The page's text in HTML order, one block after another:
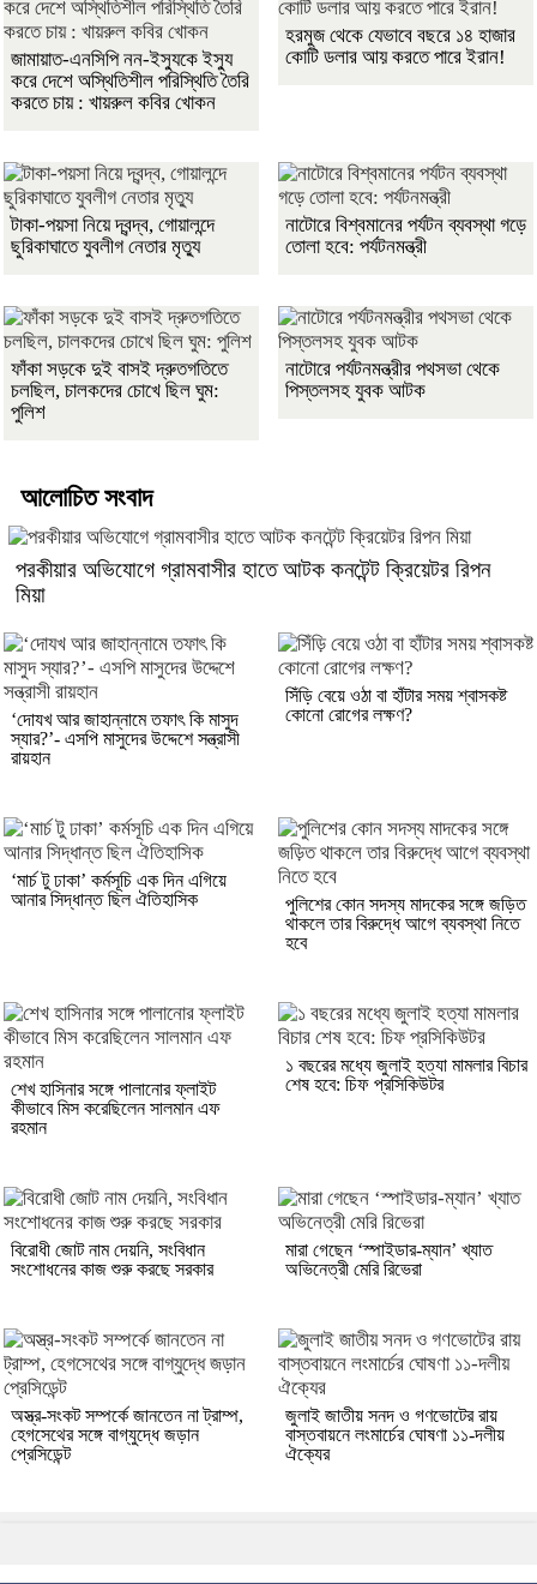
জামায়াত-এনসিপি নন-ইস্যুকে ইস্যু
করে দেশে অস্থিতিশীল পরিস্থিতি তৈরি
করতে চায় : খায়রুল কবির খোকন
হরমুজ থেকে যেভাবে বছরে ১৪ হাজার
কোটি ডলার আয় করতে পারে ইরান!
টাকা-পয়সা নিয়ে দ্বন্দ্ব, গোয়ালন্দে
ছুরিকাঘাতে যুবলীগ নেতার মৃত্যু
নাটোরে বিশ্বমানের পর্যটন ব্যবস্থা গড়ে
তোলা হবে: পর্যটনমন্ত্রী
ফাঁকা সড়কে দুই বাসই দ্রুতগতিতে
চলছিল, চালকদের চোখে ছিল ঘুম:
পুলিশ
নাটোরে পর্যটনমন্ত্রীর পথসভা থেকে
পিস্তলসহ যুবক আটক
আলোচিত সংবাদ
পরকীয়ার অভিযোগে গ্রামবাসীর হাতে আটক কনটেন্ট ক্রিয়েটর রিপন
মিয়া
‘দোযখ আর জাহান্নামে তফাৎ কি মাসুদ
স্যার?’- এসপি মাসুদের উদ্দেশে সন্ত্রাসী
রায়হান
সিঁড়ি বেয়ে ওঠা বা হাঁটার সময় শ্বাসকষ্ট
কোনো রোগের লক্ষণ?
‘মার্চ টু ঢাকা’ কর্মসূচি এক দিন এগিয়ে
আনার সিদ্ধান্ত ছিল ঐতিহাসিক
পুলিশের কোন সদস্য মাদকের সঙ্গে জড়িত
থাকলে তার বিরুদ্ধে আগে ব্যবস্থা নিতে
হবে
শেখ হাসিনার সঙ্গে পালানোর ফ্লাইট
কীভাবে মিস করেছিলেন সালমান এফ
রহমান
১ বছরের মধ্যে জুলাই হত্যা মামলার বিচার
শেষ হবে: চিফ প্রসিকিউটর
বিরোধী জোট নাম দেয়নি, সংবিধান
সংশোধনের কাজ শুরু করছে সরকার
মারা গেছেন ‘স্পাইডার-ম্যান’ খ্যাত
অভিনেত্রী মেরি রিভেরা
অস্ত্র-সংকট সম্পর্কে জানতেন না ট্রাম্প,
হেগসেথের সঙ্গে বাগ্‌যুদ্ধে জড়ান
প্রেসিডেন্ট
জুলাই জাতীয় সনদ ও গণভোটের রায়
বাস্তবায়নে লংমার্চের ঘোষণা ১১-দলীয়
ঐক্যের